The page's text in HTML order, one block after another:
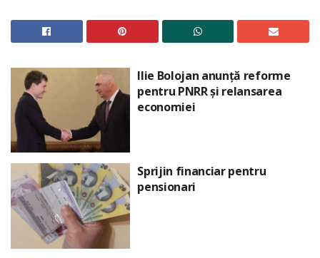
Ilie Bolojan anunță reforme
pentru PNRR și relansarea
economiei
Sprijin financiar pentru
pensionari